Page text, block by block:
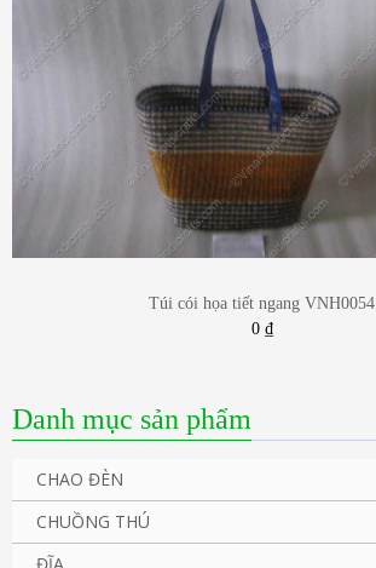
Túi cói họa tiết ngang VNH0054
0 ₫
Danh mục sản phẩm
CHAO ĐÈN
CHUỒNG THÚ